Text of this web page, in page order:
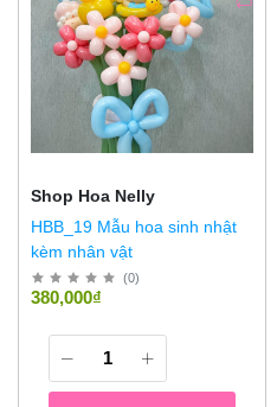
Shop Hoa Nelly
HBB_19 Mẫu hoa sinh nhật
kèm nhân vật
(0)
380,000₫